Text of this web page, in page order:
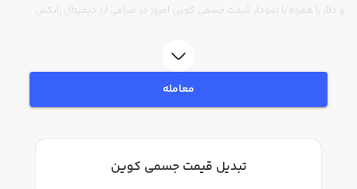
و دلار را همراه با نمودار قیمت جسمی کوین امروز در صرافی ارز دیجیتال رابکس
معامله
تبدیل قیمت جسمی کوین